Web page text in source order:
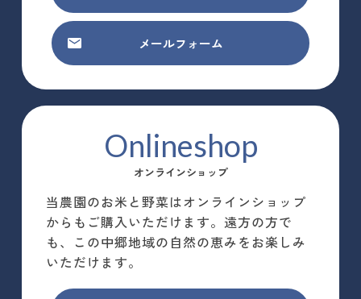
メールフォーム
Onlineshop
オンラインショップ
当農園のお米と野菜はオンラインショップ
からもご購入いただけます。遠方の方で
も、この中郷地域の自然の恵みをお楽しみ
いただけます。